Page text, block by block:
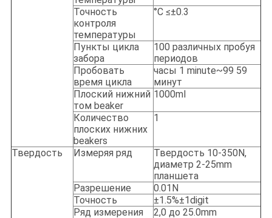
Точность
контроля
температуры
°C ≤±0.3
Пункты цикла
забора
100 различных пробуя
периодов
Пробовать
время цикла
часы 1 minute~99 59
минут
Плоский нижний
том beaker
1000ml
Количество
плоских нижних
beakers
1
Твердость Измеряя ряд
Твердость 10-350N,
диаметр 2-25mm
планшета
Разрешение
0.01N
Точность
±1.5%±1digit
Ряд измерения
2,0 до 25.0mm